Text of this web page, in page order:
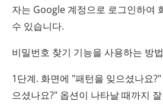
자는 Google 계정으로 로그인하여
수 있습니다.
비밀번호 찾기 기능을 사용하는 방
1단계. 화면에 "패턴을 잊으셨나요
으셨나요?" 옵션이 나타날 때까지